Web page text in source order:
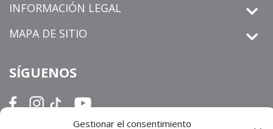
Gestionar el consentimiento
INFORMACIÓN LEGAL
MAPA DE SITIO
SÍGUENOS